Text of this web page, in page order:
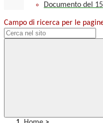
Documento del
Campo di ricerca per le